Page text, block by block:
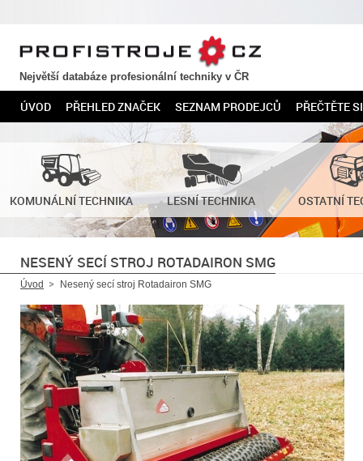
PROFISTROJE.CZ
Největší databáze profesionální techniky v ČR
ÚVOD PŘEHLED ZNAČEK SEZNAM PRODEJCŮ PŘEČTĚTE SI
KOMUNÁLNÍ TECHNIKA LESNÍ TECHNIKA OSTATNÍ
NESENÝ SECÍ STROJ ROTADAIRON SMG
Úvod Nesený secí stroj Rotadairon SMG